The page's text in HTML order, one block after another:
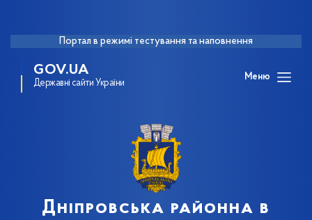
Портал в режимі тестування та наповнення
GOV.UA
Державні сайти України
Меню
Дніпровська районна в